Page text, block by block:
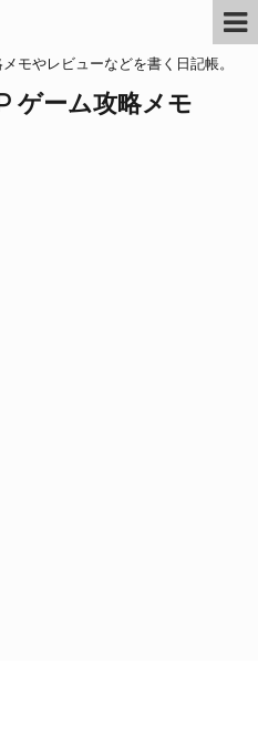
モやレビューなどを書く日記帳。
ゲーム攻略メモ